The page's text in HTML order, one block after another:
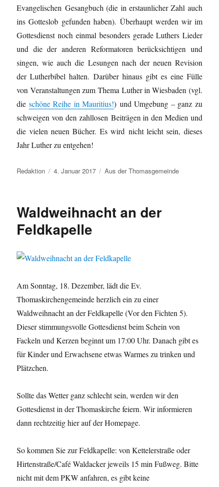
Evangelischen Gesangbuch (die in erstaunlicher Zahl auch
ins Gotteslob gefunden haben). Überhaupt werden wir im
Gottesdienst noch einmal besonders gerade Luthers Lieder
und die der anderen Reformatoren berücksichtigen und
singen, wie auch die Lesungen nach der neuen Revision
der Lutherbibel halten. Darüber hinaus gibt es eine Fülle
von Veranstaltungen zum Thema Luther in Wiesbaden (vgl.
die schöne Reihe in Mauritius!) und Umgebung – ganz zu
schweigen von den zahllosen Beiträgen in den Medien und
die vielen neuen Bücher. Es wird nicht leicht sein, dieses
Jahr Luther zu entgehen!
Autor
Redaktion
Veröffentlicht
4. Januar 2017 Kategorien
Aus der Thomasgemeinde
Waldweihnacht an der
Feldkapelle
Am Sonntag, 18. Dezember, lädt die Ev.
Thomaskirchengemeinde herzlich ein zu einer
Waldweihnacht an der Feldkapelle (Vor den Fichten 5).
Dieser stimmungsvolle Gottesdienst beim Schein von
Fackeln und Kerzen beginnt um 17:00 Uhr. Danach gibt es
für Kinder und Erwachsene etwas Warmes zu trinken und
Plätzchen.
Sollte das Wetter ganz schlecht sein, werden wir den
Gottesdienst in der Thomaskirche feiern. Wir informieren
dann rechtzeitig hier auf der Homepage.
So kommen Sie zur Feldkapelle: von Kettelerstraße oder
Hirtenstraße/Café Waldacker jeweils 15 min Fußweg. Bitte
nicht mit dem PKW anfahren, es gibt keine